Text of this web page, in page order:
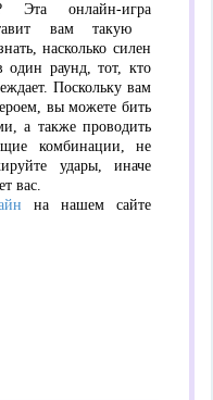
Эта онлайн-игра
вам такую
насколько силен
один раунд, тот, кто
Поскольку вам
вы можете бить
а также проводить
комбинации, не
удары, иначе
вас.
на нашем сайте